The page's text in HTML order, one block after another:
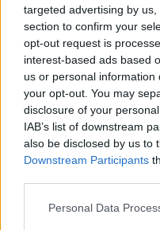
targeted advertising by
section to confirm your
opt-out request is
interest-based ads based
us or personal
your opt-out. You may
disclosure of your
IAB’s list of downstream
also be disclosed by us to
Downstream Participants
Please note that this
Personal Data
ΑΝΑΡΤΗΘΗΚΕ ΑΠΟ ΣΤΈΛΛΑ ΛΊΤΑΙΝΑ